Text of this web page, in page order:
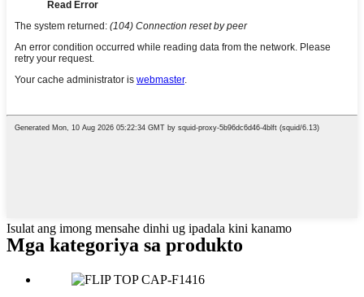
Isulat ang imong mensahe dinhi ug ipadala kini kanamo
Mga kategoriya sa produkto